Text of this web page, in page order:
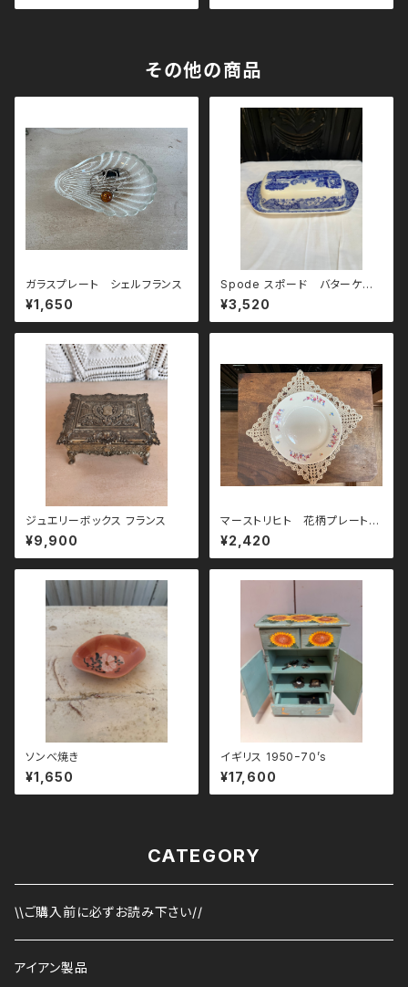
その他の商品
ガラスプレート シェルフランス
¥1,650
Spode スポード バターケー
ス
¥3,520
ジュエリーボックス フランス
¥9,900
マーストリヒト 花柄プレート
20cm
¥2,420
ソンべ焼き
¥1,650
イギリス 1950ｰ70’s
¥17,600
CATEGORY
\\ご購入前に必ずお読み下さい//
アイアン製品